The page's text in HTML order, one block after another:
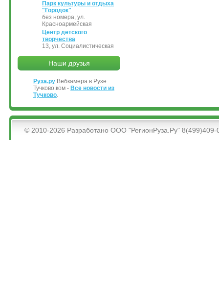
Парк культуры и отдыха
"Городок"
без номера, ул.
Красноармейская
Центр детского
творчества
13, ул. Социалистическая
Наши друзья
Руза.ру Вебкамера в Рузе
Тучково.ком - Все новости из
Тучково.
&bsps;
© 2010-2026 Разработано ООО "РегионРуза.Ру" 8(499)409-